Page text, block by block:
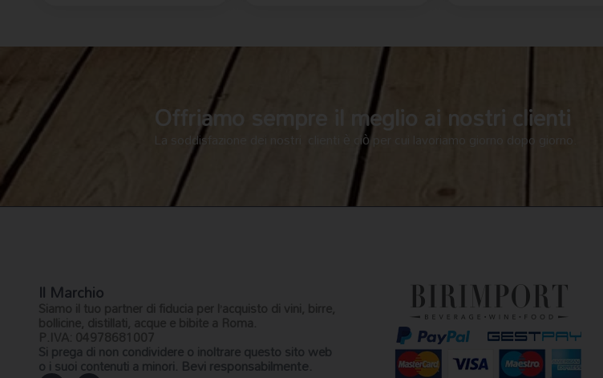
Offriamo sempre il meglio ai nostri clienti
La soddisfazione dei nostri clienti è ciò per cui lavoriamo giorno dopo giorno.
Il Marchio
Si prega di non condividere o inoltrare questo sito web
o i suoi contenuti a minori. Bevi responsabilmente.